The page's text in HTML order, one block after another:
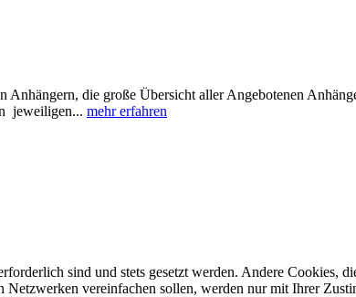
die große Übersicht aller Angebotenen
jeweiligen... mehr erfahren
sind und stets gesetzt werden. Andere Cookies,
vereinfachen sollen, werden nur mit Ihrer